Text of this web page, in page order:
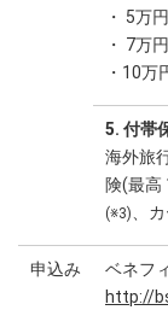
・ 5万
・ 7万
・10
5. 付帯
海外旅
険(最高
(※3) 、
申込み
ベネフ
http://